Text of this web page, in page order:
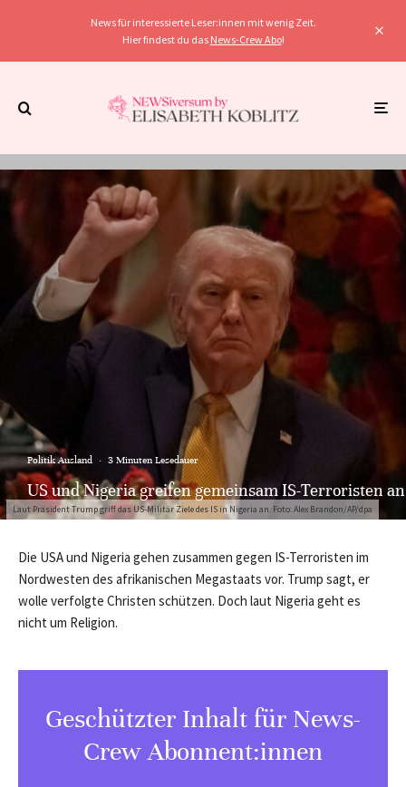
News für interessierte Leser:innen mit wenig Zeit.
Hier findest du das News-Crew Abo!
Laut Präsident Trump griff das US-Militär Ziele des IS in Nigeria an. Foto: Alex Brandon/AP/dpa
Politik Ausland · 3 Minuten Lesedauer
US und Nigeria greifen gemeinsam IS-Terroristen an
Die USA und Nigeria gehen zusammen gegen IS-Terroristen im
Nordwesten des afrikanischen Megastaats vor. Trump sagt, er
wolle verfolgte Christen schützen. Doch laut Nigeria geht es
nicht um Religion.
Geschützter Inhalt für News-
Crew Abonnent:innen